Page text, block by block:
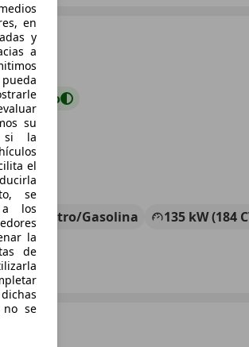
justo
Electro/Gasolina
135 kW (184
en
y
a
su
si la
el
se
a los
la
de
no se